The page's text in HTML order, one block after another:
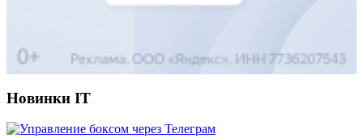
Новинки IT